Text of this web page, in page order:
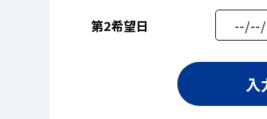
第2希望日